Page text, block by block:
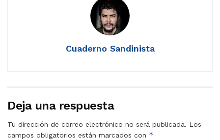
Cuaderno Sandinista
Deja una respuesta
Tu dirección de correo electrónico no será publicada. Los
campos obligatorios están marcados con *